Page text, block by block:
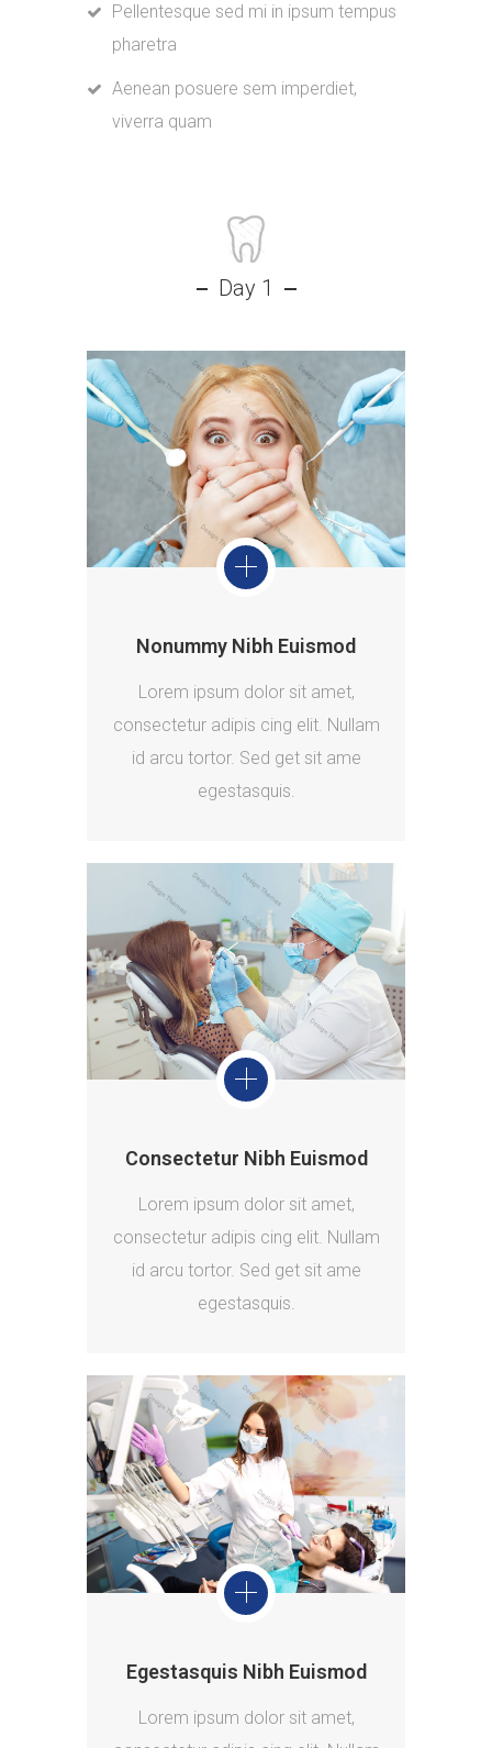
Pellentesque sed mi in ipsum tempus
pharetra
Aenean posuere sem imperdiet,
viverra quam
Day 1
Nonummy Nibh Euismod
Lorem ipsum dolor sit amet,
consectetur adipis cing elit. Nullam
id arcu tortor. Sed get sit ame
egestasquis.
Consectetur Nibh Euismod
Lorem ipsum dolor sit amet,
consectetur adipis cing elit. Nullam
id arcu tortor. Sed get sit ame
egestasquis.
Egestasquis Nibh Euismod
Lorem ipsum dolor sit amet,